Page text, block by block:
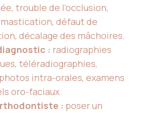
trouble de l’occlusion,
défaut de
décalage des mâchoires.
: radiographies
téléradiographies,
intra-orales, examens
oro-faciaux.
: poser un